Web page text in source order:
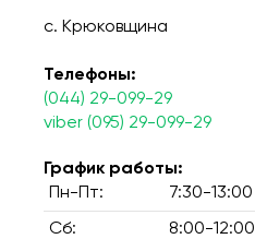
с. Крюковщина
Телефоны:
(044) 29-099-29
viber (095) 29-099-29
График работы:
Пн-Пт:
7:30-13:00
Сб: 8:00-12:00